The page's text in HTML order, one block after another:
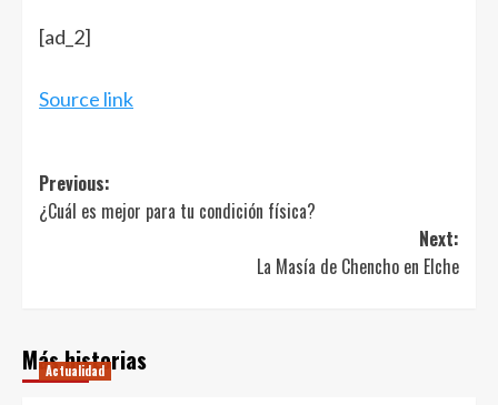
Navegación
de
entradas
[ad_2]
Source link
Post
navigation
Previous:
¿Cuál es mejor para tu condición física?
Next:
La Masía de Chencho en Elche
Más historias
Actualidad